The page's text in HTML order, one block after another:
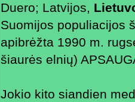
Duero; Latvijos,
Suomijos populiacijos
apibrėžta 1990 m.
šiaurės elnių)
Jokio kito siandien